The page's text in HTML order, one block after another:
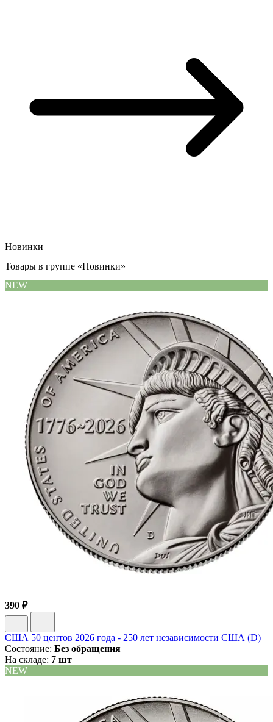
Новинки
Товары в группе «Новинки»
NEW
390 ₽
США 50 центов 2026 года - 250 лет независимости США (D)
Состояние: Без обращения
На складе: 7 шт
NEW